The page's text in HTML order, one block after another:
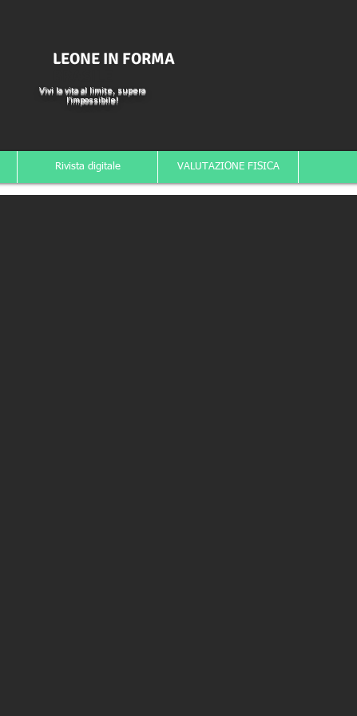
LEONE IN FORMA
Vivi la vita al limite, supera
l'impossibile!
Rivista digitale VALUTAZIONE FISICA